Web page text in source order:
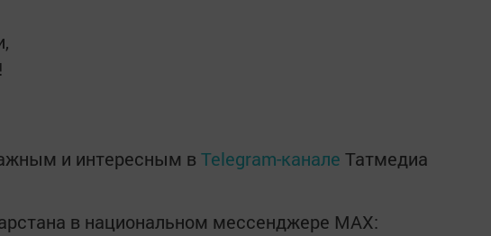
и интересным в Telegram-канале Татмедиа
в национальном мессенджере MАХ: